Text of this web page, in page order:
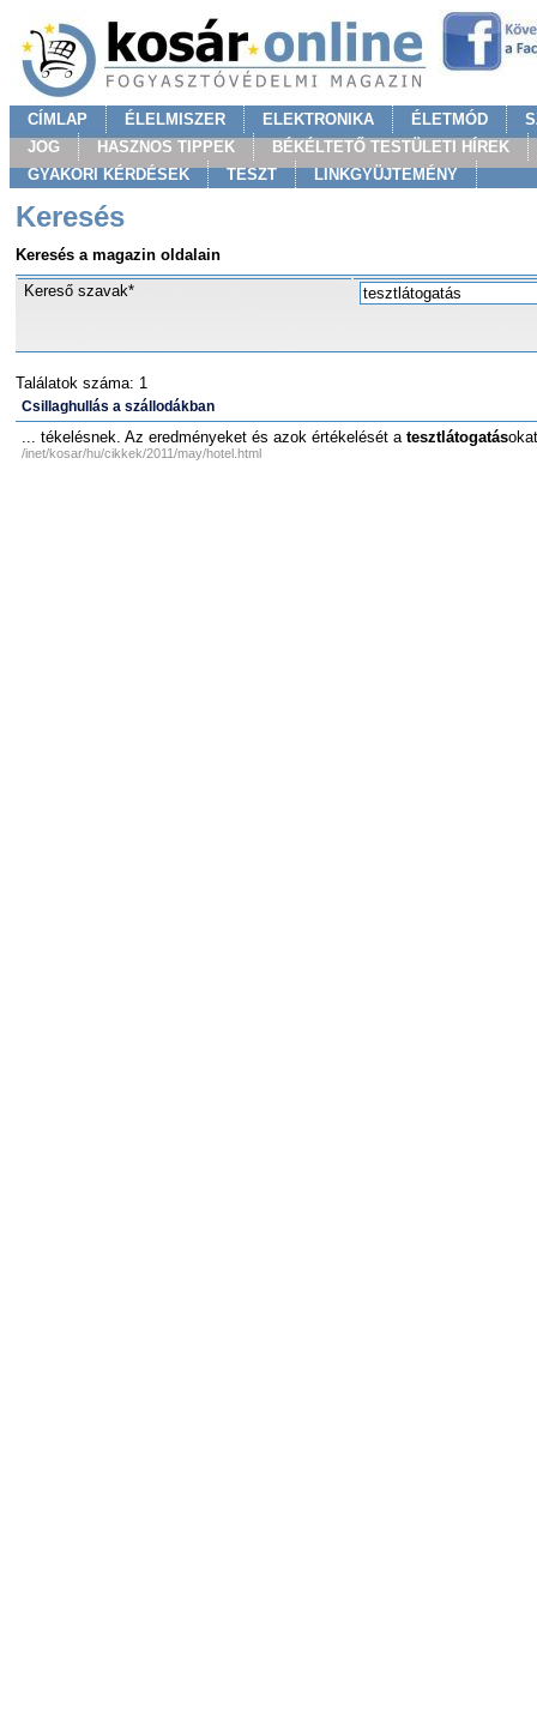
CÍMLAP ÉLELMISZER ELEKTRONIKA ÉLETMÓD
JOG
HASZNOS TIPPEK
BÉKÉLTETŐ TESTÜLETI HÍREK
GYAKORI KÉRDÉSEK
TESZT LINKGYÜJTEMÉNY
Keresés
Keresés a magazin oldalain
Kereső szavak*
Találatok száma: 1
Csillaghullás a szállodákban
... tékelésnek. Az eredményeket és azok értékelését a tesztlátogatás
/inet/kosar/hu/cikkek/2011/may/hotel.html